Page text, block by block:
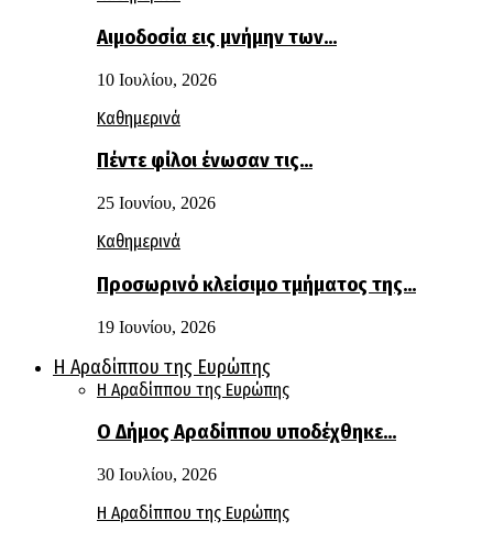
Αιμοδοσία εις μνήμην των…
10 Ιουλίου, 2026
Καθημερινά
Πέντε φίλοι ένωσαν τις…
25 Ιουνίου, 2026
Καθημερινά
Προσωρινό κλείσιμο τμήματος της…
19 Ιουνίου, 2026
Η Αραδίππου της Ευρώπης
Η Αραδίππου της Ευρώπης
Ο Δήμος Αραδίππου υποδέχθηκε…
30 Ιουλίου, 2026
Η Αραδίππου της Ευρώπης